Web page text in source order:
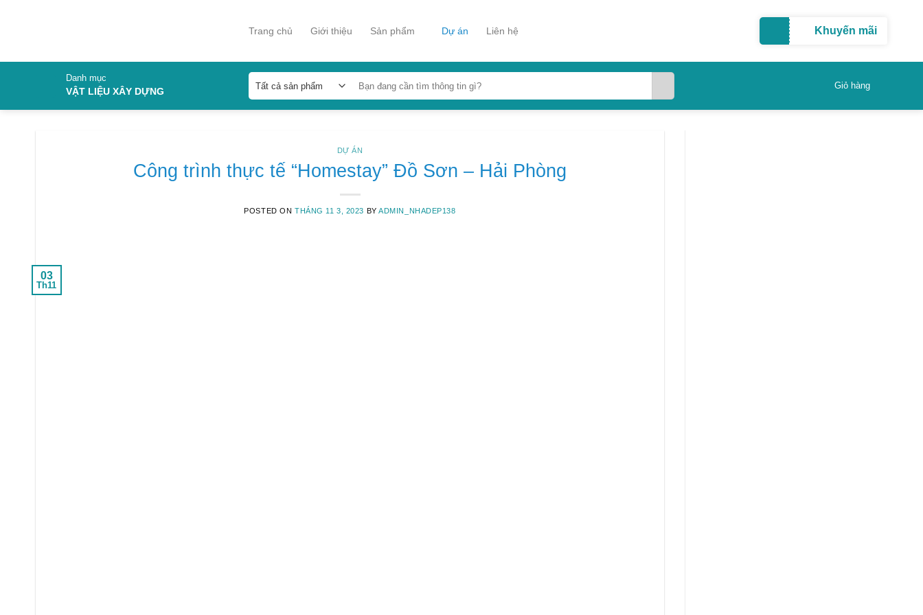
Trang chủ Giới thiệu Sản phẩm Dự án Liên hệ Khuyến mãi
Danh mục
VẬT LIỆU XÂY DỰNG
kiếm:
Giỏ hàng
DỰ ÁN
Công trình thực tế “Homestay” Đồ Sơn – Hải Phòng
POSTED ON THÁNG 11 3, 2023 BYADMIN_NHADEP138
03
Th11